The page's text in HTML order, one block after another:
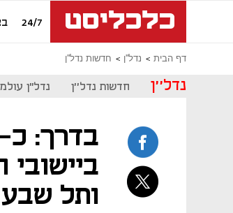
24/7
דף הבית נדל''ן חדשות נדל''ן
נדל''ן חדשות נדל''ן נדל"ן
ותל שבע